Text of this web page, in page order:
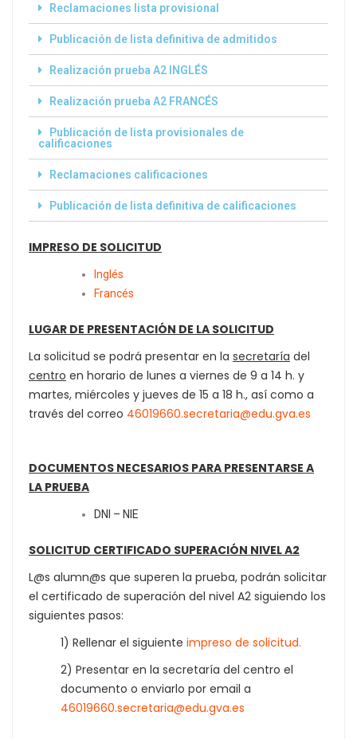
Reclamaciones lista provisional
Publicación de lista definitiva de admitidos
Realización prueba A2 INGLÉS
Realización prueba A2 FRANCÉS
Publicación de lista provisionales de
calificaciones
Reclamaciones calificaciones
Publicación de lista definitiva de calificaciones
IMPRESO DE SOLICITUD
Inglés
Francés
LUGAR DE PRESENTACIÓN DE LA SOLICITUD
La solicitud se podrá presentar en la secretaría del
centro en horario de lunes a viernes de 9 a 14 h. y
martes, miércoles y jueves de 15 a 18 h., así como a
través del correo 46019660.secretaria@edu.gva.es
DOCUMENTOS NECESARIOS PARA PRESENTARSE A
LA PRUEBA
DNI – NIE
SOLICITUD CERTIFICADO SUPERACIÓN NIVEL A2
L@s alumn@s que superen la prueba, podrán solicitar
el certificado de superación del nivel A2 siguiendo los
siguientes pasos:
1) Rellenar el siguiente impreso de solicitud.
2) Presentar en la secretaría del centro el
documento o enviarlo por email a
46019660.secretaria@edu.gva.es